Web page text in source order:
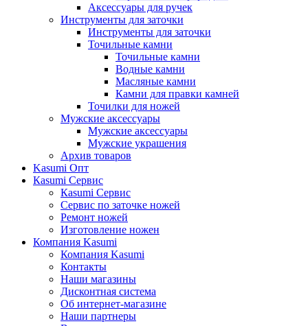
Аксессуары для ручек
Инструменты для заточки
Инструменты для заточки
Точильные камни
Точильные камни
Водные камни
Масляные камни
Камни для правки камней
Точилки для ножей
Мужские аксессуары
Мужские аксессуары
Мужские украшения
Архив товаров
Kasumi Опт
Кasumi Сервис
Кasumi Сервис
Сервис по заточке ножей
Ремонт ножей
Изготовление ножен
Компания Kasumi
Компания Kasumi
Контакты
Наши магазины
Дисконтная система
Об интернет-магазине
Наши партнеры